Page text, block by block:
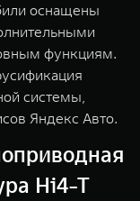
оснащены
функциям.
системы,
Яндекс Авто.
Hi4-T